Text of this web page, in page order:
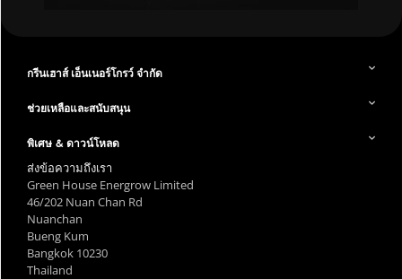
กรีนเฮาส์ เอ็นเนอร์โกรว์ จำกัด
ช่วยเหลือและสนับสนุน
พิเศษ & ดาวน์โหลด
ส่งข้อความถึงเรา
Green House Energrow Limited
46/202 Nuan Chan Rd
Nuanchan
Bueng Kum
Bangkok 10230
Thailand